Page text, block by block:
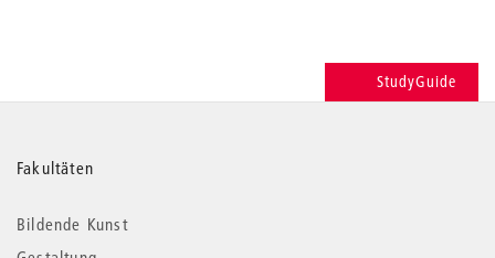
StudyGuide
Weitere
Informationen
Fakultäten
Bildende Kunst